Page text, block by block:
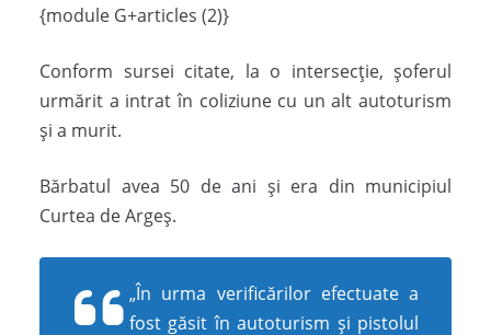
{module G+articles (2)}
Conform sursei citate, la o intersecţie, şoferul
urmărit a intrat în coliziune cu un alt autoturism
şi a murit.
Bărbatul avea 50 de ani şi era din municipiul
Curtea de Argeş.
„În urma verificărilor efectuate a
fost găsit în autoturism şi pistolul